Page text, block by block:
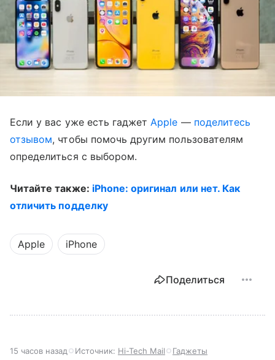
Если у вас уже есть гаджет Apple — поделитесь
отзывом, чтобы помочь другим пользователям
определиться с выбором.
Читайте также: iPhone: оригинал или нет. Как
отличить подделку
Apple iPhone
Поделиться
15 часов назад Источник: Hi-Tech Mail Гаджеты